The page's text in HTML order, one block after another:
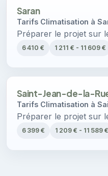
Saran
Tarifs Climatisation à
Préparer le projet sur
6 410 € 1 211 € - 11 609 €
Saint-Jean-de-la-
Tarifs Climatisation à
Préparer le projet sur
6 399 € 1 209 € - 11 589 €